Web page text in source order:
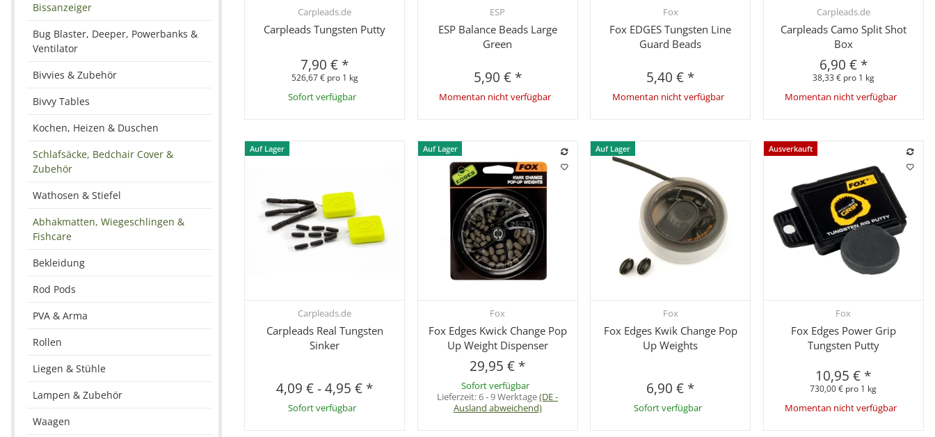
Schnellkauf
Carpleads.de
Carpleads Tungsten Putty
7,90 € *
526,67 € pro 1 kg
Sofort verfügbar
Schnellkauf
ESP
ESP Balance Beads Large
Green
5,90 € *
Momentan nicht verfügbar
Schnellkauf
Fox
Fox EDGES Tungsten Line
Guard Beads
5,40 € *
Momentan nicht verfügbar
Schnellkauf
Carpleads.de
Carpleads Camo Split Shot
Box
6,90 € *
38,33 € pro 1 kg
Momentan nicht verfügbar
Auf Lager
Schnellkauf
Carpleads.de
Carpleads Real Tungsten
Sinker
4,09 €-4,95 € *
Sofort verfügbar
Auf Lager
Schnellkauf
Fox
Fox Edges Kwick Change Pop
Up Weight Dispenser
29,95 € *
Sofort verfügbar
Lieferzeit:6 - 9 Werktage(DE -
Ausland abweichend)
Auf Lager
Schnellkauf
Fox
Fox Edges Kwik Change Pop
Up Weights
6,90 € *
Sofort verfügbar
Ausverkauft
Schnellkauf
Fox
Fox Edges Power Grip
Tungsten Putty
10,95 € *
730,00 € pro 1 kg
Momentan nicht verfügbar
Bissanzeiger
Bug Blaster, Deeper, Powerbanks &
Ventilator
Bivvies & Zubehör
Bivvy Tables
Kochen, Heizen & Duschen
Schlafsäcke, Bedchair Cover &
Zubehör
Wathosen & Stiefel
Abhakmatten, Wiegeschlingen &
Fishcare
Bekleidung
Rod Pods
PVA & Arma
Rollen
Liegen & Stühle
Lampen & Zubehör
Waagen